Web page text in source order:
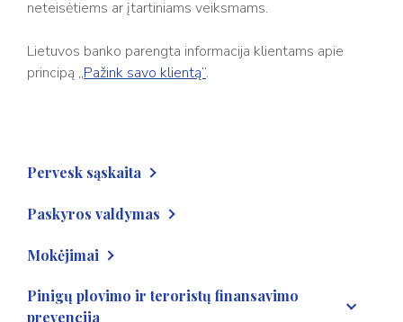
Pervesk sąskaita
Kas gali atsidaryti Pervesk sąskaitą?
Kokius dokumentus reikia pateikti fiziniam asmeniui, norint
atsidaryti Pervesk sąskaitą?
Kokius dokumentus reikia pateikti juridiniam asmeniui, norint
Paskyros valdymas
Kaip galiu prisijungti prie Pervesk sąskaitos?
Ar galiu prisijungti prie Pervesk sąskaitos esant užsienyje?
Mokėjimai
Ar atliekamoms operacijoms yra taikomi limitai?
Kaip galima sustabdyti vykdomą mokėjimą, patikrinti ar jis
Pinigų plovimo ir teroristų finansavimo
prevencija
neteisėtiems ar įtartiniams veiksmams.
Lietuvos banko parengta informacija klientams apie
principą „Pažink savo klientą“.